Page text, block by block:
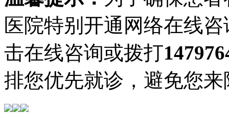
医院特别开通网络在线
击在线咨询或拨打
排您优先就诊，避免您